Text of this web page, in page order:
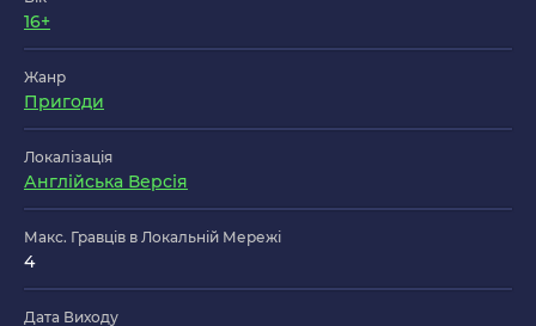
16+
Жанр
Пригоди
Локалізація
Англійська Версія
Макс. Гравців в Локальній Мережі
4
Дата Виходу